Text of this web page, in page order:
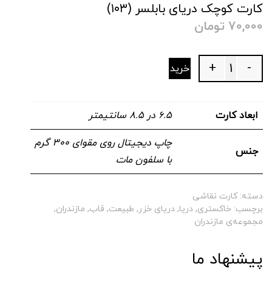
کارت کوچک دریای بابلسر (۱۰۳)
70,000 تومان
Quantity -
+ خرید
ابعاد کارت ۶.۵ در ۸.۵ سانتیمتر
جنس
چاپ دیجیتال روی مقوای ۳۰۰ گرم
با سلفون مات
دسته:کارت نقاشی
برچسب: خاکستری, دریا, دریای خزر, طبیعت, قاب, مازندران,
مجموعه‌ی مازندران
پیشنهاد ما